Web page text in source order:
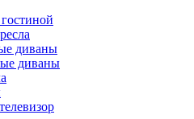
диваны
диваны